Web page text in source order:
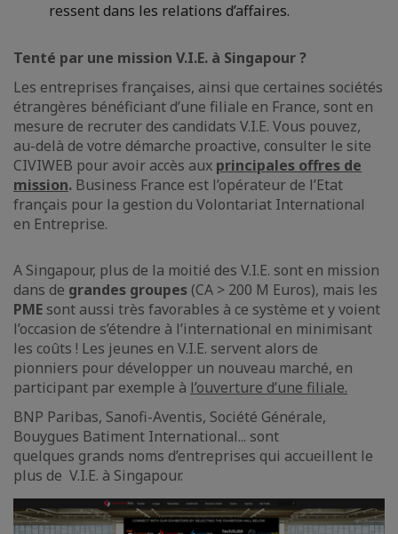
ressent dans les relations d’affaires.
Tenté par une mission V.I.E. à Singapour ?
Les entreprises françaises, ainsi que certaines sociétés
étrangères bénéficiant d’une filiale en France, sont en
mesure de recruter des candidats V.I.E. Vous pouvez,
au-delà de votre démarche proactive, consulter le site
CIVIWEB pour avoir accès aux principales offres de
mission. Business France est l’opérateur de l’Etat
français pour la gestion du Volontariat International
en Entreprise.
A Singapour, plus de la moitié des V.I.E. sont en mission
dans de grandes groupes (CA > 200 M Euros), mais les
PME sont aussi très favorables à ce système et y voient
l’occasion de s’étendre à l’international en minimisant
les coûts ! Les jeunes en V.I.E. servent alors de
pionniers pour développer un nouveau marché, en
participant par exemple à l’ouverture d’une filiale.
BNP Paribas, Sanofi-Aventis, Société Générale,
Bouygues Batiment International... sont
quelques grands noms d’entreprises qui accueillent le
plus de V.I.E. à Singapour.